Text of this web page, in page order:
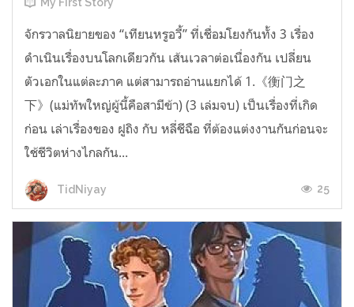
จักรวาลนิยายของ “เทียนหรูอวี้” ที่เชื่อมโยงกันทั้ง 3 เรื่อง
ดำเนินเรื่องบนโลกเดียวกัน เส้นเวลาต่อเนื่องกัน เปลี่ยน
ตัวเอกในแต่ละภาค แต่สามารถอ่านแยกได้ 1.《衡门之
下》(แม่ทัพใหญ่ผู้นี้คือสามีข้า) (3 เล่มจบ) เป็นเรื่องที่เกิด
ก่อน เล่าเรื่องของ ฝูถิง กับ หลี่ชีฉือ ที่ต้องแต่งงานกันก่อนจะ
ใช้ชีวิตห่างไกลกัน...
TidNiyay 25